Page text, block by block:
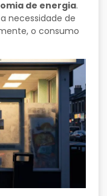
de energia.
necessidade de
o consumo